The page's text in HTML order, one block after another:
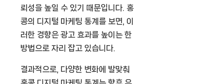
뢰성을 높일 수 있기 때문입니다. 홍
콩의 디지털 마케팅 통계를 보면, 이
러한 경향은 광고 효과를 높이는 한
방법으로 자리 잡고 있습니다.
결과적으로, 다양한 변화에 발맞춰